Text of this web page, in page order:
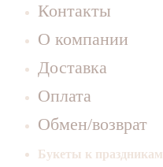
Контакты
О компании
Доставка
Оплата
Обмен/возврат
Букеты к праздникам